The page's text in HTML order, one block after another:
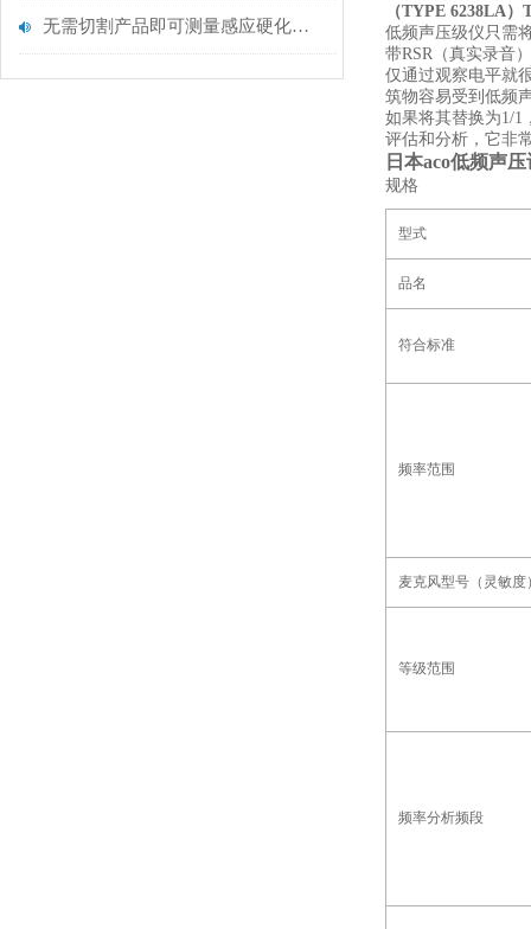
无需切割产品即可测量感应硬化深度的装置介绍
（TYPE 6238LA）
低频声压级仪只需
带RSR（真实录音
仅通过观察电平就
筑物容易受到低频
如果将其替换为1/1
评估和分析，它非
日本aco低频声
规格
型式
品名
符合标准
频率范围
麦克风型号（灵敏度
等级范围
频率分析频段